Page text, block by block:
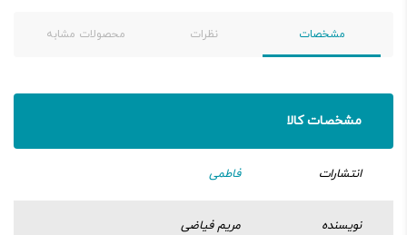
مشخصات نظرات محصولات مشابه
مشخصات کالا
انتشارات فاطمی
نویسنده مریم فیاضی